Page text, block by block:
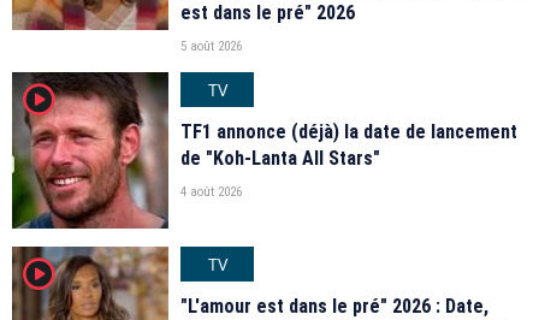
est dans le pré" 2026
5 août 2026
player2
TV
TF1 annonce (déjà) la date de lancement
de "Koh-Lanta All Stars"
4 août 2026
player2
TV
"L'amour est dans le pré" 2026 : Date,